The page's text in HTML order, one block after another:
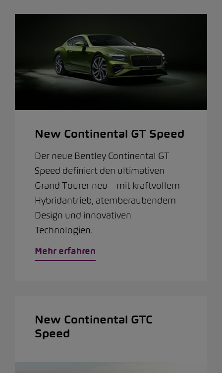
New Continental GT Speed
Der neue Bentley Continental GT
Speed definiert den ultimativen
Grand Tourer neu – mit kraftvollem
Hybridantrieb, atemberaubendem
Design und innovativen
Technologien.
Mehr erfahren
New Continental GTC
Speed